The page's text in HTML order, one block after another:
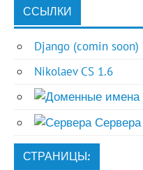
ССЫЛКИ
Django (comin soon)
Nikolaev CS 1.6
Сервера
СТРАНИЦЫ: